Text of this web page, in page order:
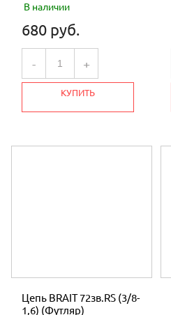
В наличии
680 руб.
- +
КУПИТЬ
Цепь BRAIT 72зв.RS (3/8-
1,6) (Футляр)